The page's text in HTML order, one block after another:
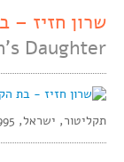
שרון חזיז – בת
Daughter
תקליטור, ישראל, 1995, הד ארצי, סטריאו